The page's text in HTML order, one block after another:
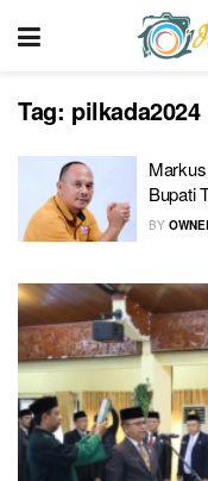
Tag: pilkada2024
Bupati
BY